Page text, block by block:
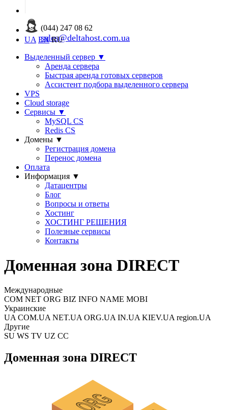
(044) 247 08 62
sales@deltahost.com.ua
UA EN RU
Выделенный сервер ▼
Аренда сервера
Быстрая аренда готовых серверов
Ассистент подбора выделенного сервера
VPS
Cloud storage
Сервисы ▼
MySQL CS
Redis CS
Домены ▼
Регистрация домена
Перенос домена
Оплата
Информация ▼
Датацентры
Блог
Вопросы и ответы
Хостинг
ХОСТИНГ РЕШЕНИЯ
Полезные сервисы
Контакты
Доменная зона DIRECT
Международные
COM NET ORG BIZ INFO NAME MOBI
Украинские
UA COM.UA NET.UA ORG.UA IN.UA KIEV.UA region.UA
Другие
SU WS TV UZ CC
Доменная зона DIRECT